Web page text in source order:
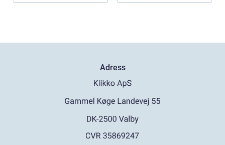
Adress